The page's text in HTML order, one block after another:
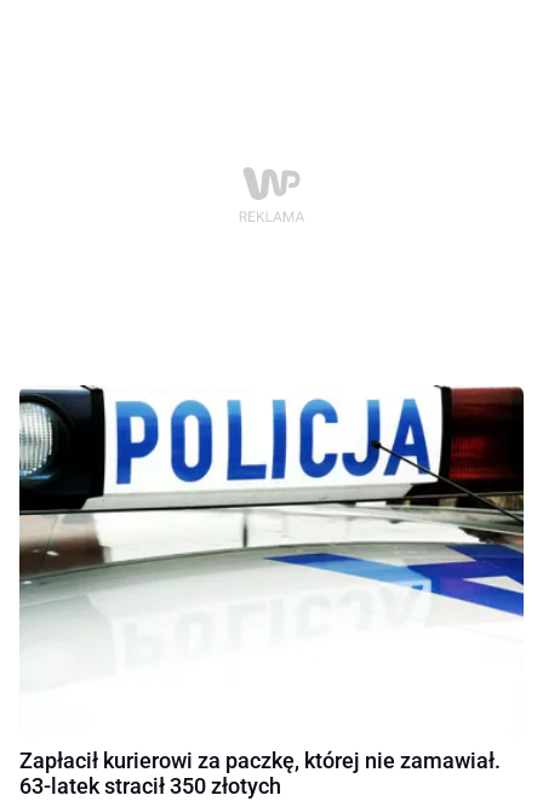
Zapłacił kurierowi za paczkę, której nie zamawiał.
63-latek stracił 350 złotych